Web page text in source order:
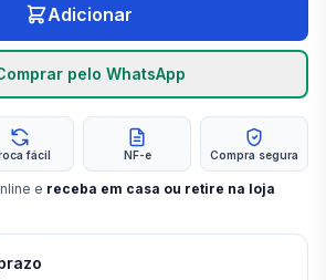
Adicionar
pelo WhatsApp
fácil NF-e Compra segura
e receba em casa ou retire na loja